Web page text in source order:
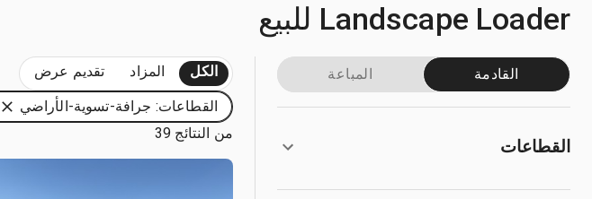
Landscape Loader للبيع
القادمة المباعة
القطاعات
الكل المزاد تقديم عرض
القطاعات: جرافة-تسوية-الأراضي
من النتائج 39